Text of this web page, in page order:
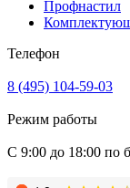
Профнастил
Телефон
8 (495) 104-59-03
Режим работы
С 9:00 до 18:00 по